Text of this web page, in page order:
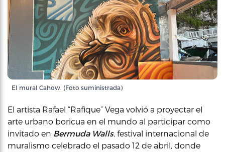
El mural Cahow. (Foto suministrada)
El artista Rafael “Rafique” Vega volvió a proyectar el
arte urbano boricua en el mundo al participar como
invitado en Bermuda Walls, festival internacional de
muralismo celebrado el pasado 12 de abril, donde